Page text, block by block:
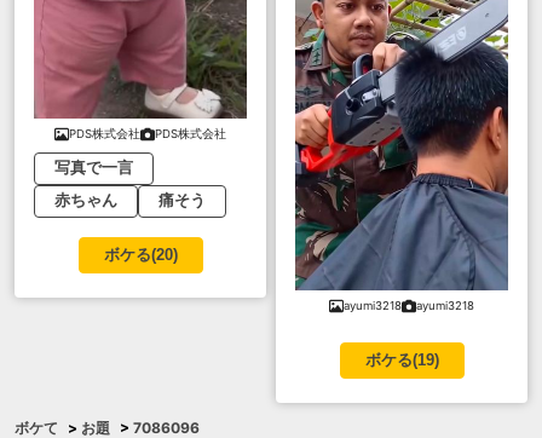
PDS株式会社 PDS株式会社
写真で一言
赤ちゃん
痛そう
ボケる(20)
ayumi3218 ayumi3218
ボケる(19)
ボケて > お題 > 7086096